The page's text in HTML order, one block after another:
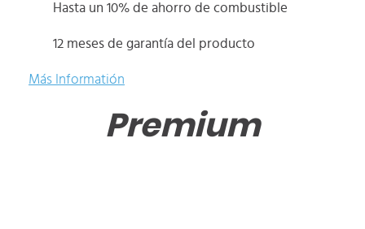
Hasta un 10% de ahorro de combustible
12 meses de garantía del producto
Más Informatión
Premium